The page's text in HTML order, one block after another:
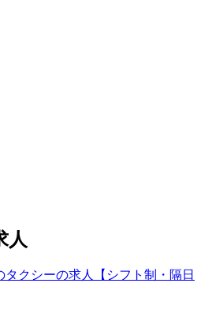
人
クシーの求人【シフト制・隔日